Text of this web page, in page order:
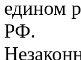
едином
РФ.